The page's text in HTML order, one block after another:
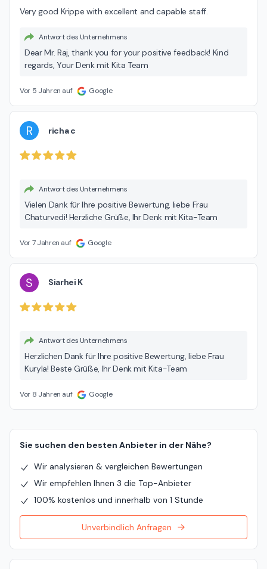
Very good Krippe with excellent and capable staff.
Antwort des Unternehmens
Dear Mr. Raj, thank you for your positive feedback! Kind
regards, Your Denk mit Kita Team
Vor 5 Jahren auf Google
R richa c
Antwort des Unternehmens
Vielen Dank für Ihre positive Bewertung, liebe Frau
Chaturvedi! Herzliche Grüße, Ihr Denk mit Kita-Team
Vor 7 Jahren auf Google
S Siarhei K
Antwort des Unternehmens
Herzlichen Dank für Ihre positive Bewertung, liebe Frau
Kuryla! Beste Grüße, Ihr Denk mit Kita-Team
Vor 8 Jahren auf Google
Sie suchen den besten Anbieter in der Nähe?
Wir analysieren & vergleichen Bewertungen
Wir empfehlen Ihnen 3 die Top-Anbieter
100% kostenlos und innerhalb von 1 Stunde
Unverbindlich Anfragen